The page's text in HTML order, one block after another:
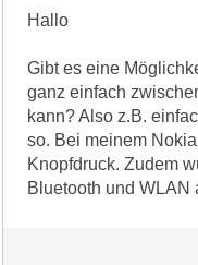
Hallo
Gibt es eine
ganz einfach
kann? Also z.B.
so. Bei meinem
Knopfdruck. Zudem
Bluetooth und WLAN